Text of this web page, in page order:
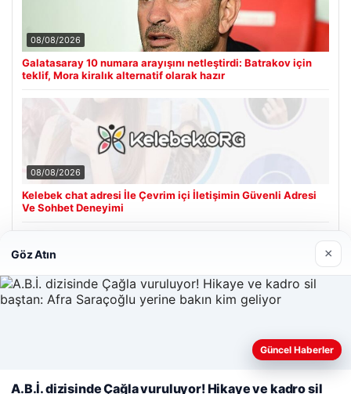
08/08/2026
Galatasaray 10 numara arayışını netleştirdi: Batrakov için
teklif, Mora kiralık alternatif olarak hazır
08/08/2026
Kelebek chat adresi İle Çevrim içi İletişimin Güvenli Adresi
Ve Sohbet Deneyimi
Cengiz Sigorta
Web sitemizi nasıl kullandığınızı daha iyi anlayabilmek,
kullanıyoruz.
Çerez Politikamız
Göz Atın ×
Güncel Haberler
A.B.İ. dizisinde Çağla vuruluyor! Hikaye ve kadro sil